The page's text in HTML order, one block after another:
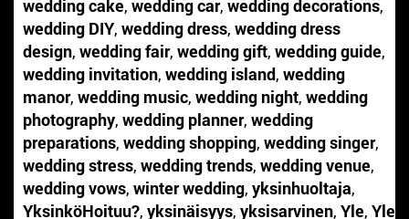
wedding cake, wedding car, wedding decorations,
wedding DIY, wedding dress, wedding dress
design, wedding fair, wedding gift, wedding guide,
wedding invitation, wedding island, wedding
manor, wedding music, wedding night, wedding
photography, wedding planner, wedding
preparations, wedding shopping, wedding singer,
wedding stress, wedding trends, wedding venue,
wedding vows, winter wedding, yksinhuoltaja,
YksinköHoituu?, yksinäisyys, yksisarvinen, Yle, Yle